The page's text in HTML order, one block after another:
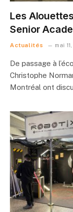
Les
Senior
Actualités mai
De passage à
Christophe
Montréal ont